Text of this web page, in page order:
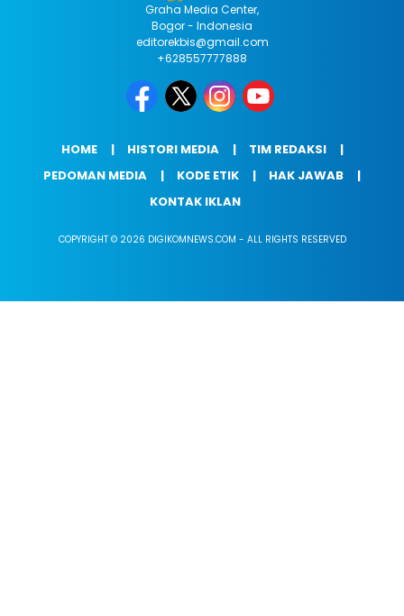
Graha Media Center,
Bogor - Indonesia
editorekbis@gmail.com
+628557777888
HOME HISTORI MEDIA
TIM REDAKSI
PEDOMAN MEDIA
KODE ETIK
HAK JAWAB
KONTAK IKLAN
COPYRIGHT © 2026 DIGIKOMNEWS.COM - ALL RIGHTS RESERVED